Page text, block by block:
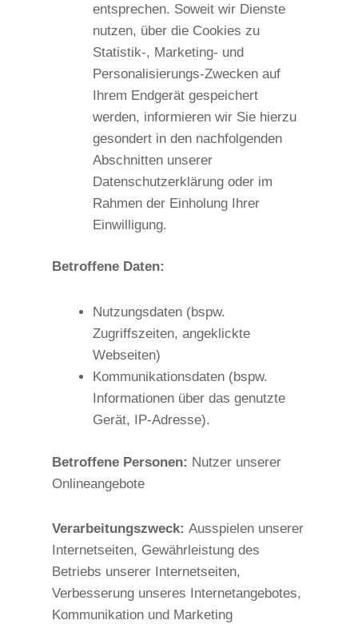
entsprechen. Soweit wir Dienste
nutzen, über die Cookies zu
Statistik-, Marketing- und
Personalisierungs-Zwecken auf
Ihrem Endgerät gespeichert
werden, informieren wir Sie hierzu
gesondert in den nachfolgenden
Abschnitten unserer
Datenschutzerklärung oder im
Rahmen der Einholung Ihrer
Einwilligung.
Betroffene Daten:
Nutzungsdaten (bspw.
Zugriffszeiten, angeklickte
Webseiten)
Kommunikationsdaten (bspw.
Informationen über das genutzte
Gerät, IP-Adresse).
Betroffene Personen: Nutzer unserer
Onlineangebote
Verarbeitungszweck: Ausspielen unserer
Internetseiten, Gewährleistung des
Betriebs unserer Internetseiten,
Verbesserung unseres Internetangebotes,
Kommunikation und Marketing